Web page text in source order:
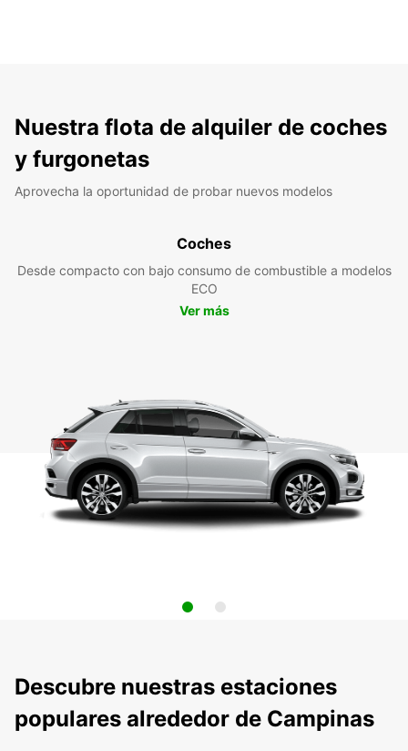
Nuestra flota de alquiler de coches
y furgonetas
Aprovecha la oportunidad de probar nuevos modelos
Coches
Desde compacto con bajo consumo de combustible a modelos
ECO
Ver más
Descubre nuestras estaciones
populares alrededor de Campinas